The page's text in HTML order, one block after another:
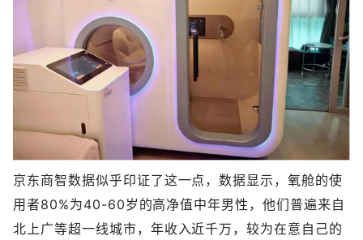
京东商智数据似乎印证了这一点，数据显示，氧舱的使
用者80%为40-60岁的高净值中年男性，他们普遍来自
北上广等超一线城市，年收入近千万，较为在意自己的